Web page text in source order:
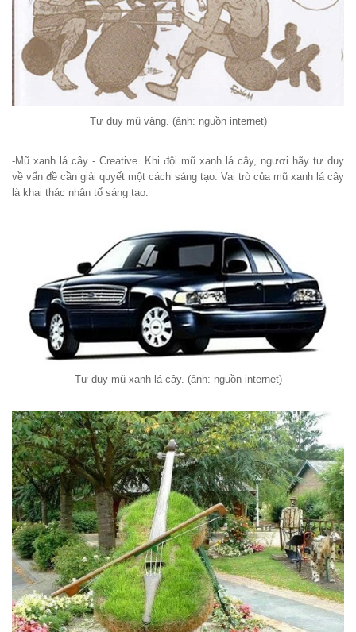
Tư duy mũ vàng. (ảnh: nguồn internet)
-Mũ xanh lá cây - Creative. Khi đội mũ xanh lá cây, ngươi hãy tư duy
về vấn đề cần giải quyết một cách sáng tạo. Vai trò của mũ xanh lá cây
là khai thác nhân tố sáng tạo.
Tư duy mũ xanh lá cây. (ảnh: nguồn internet)